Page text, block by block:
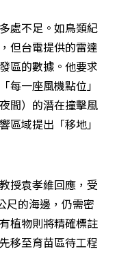
處不足。如鳥類紀
但台電提供的雷達
區的數據。他要求
每一座風機點位」
間）的潛在撞擊風
區域提出「移地」
授袁孝維回應，受
尺的海邊，仍需密
植物則將精確標註
移至育苗區待工程